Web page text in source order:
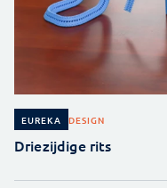
EUREKA DESIGN
Driezijdige rits